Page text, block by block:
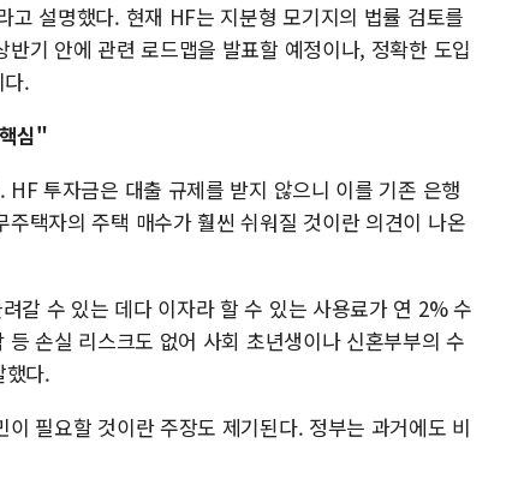
설명했다. 현재 HF는 지분형 모기지의 법률 검토를
기 안에 관련 로드맵을 발표할 예정이나, 정확한 도입
.
심"
투자금은 대출 규제를 받지 않으니 이를 기존 은행
택자의 주택 매수가 훨씬 쉬워질 것이란 의견이 나온
갈 수 있는 데다 이자라 할 수 있는 사용료가 연 2% 수
손실 리스크도 없어 사회 초년생이나 신혼부부의 수
다.
필요할 것이란 주장도 제기된다. 정부는 과거에도 비